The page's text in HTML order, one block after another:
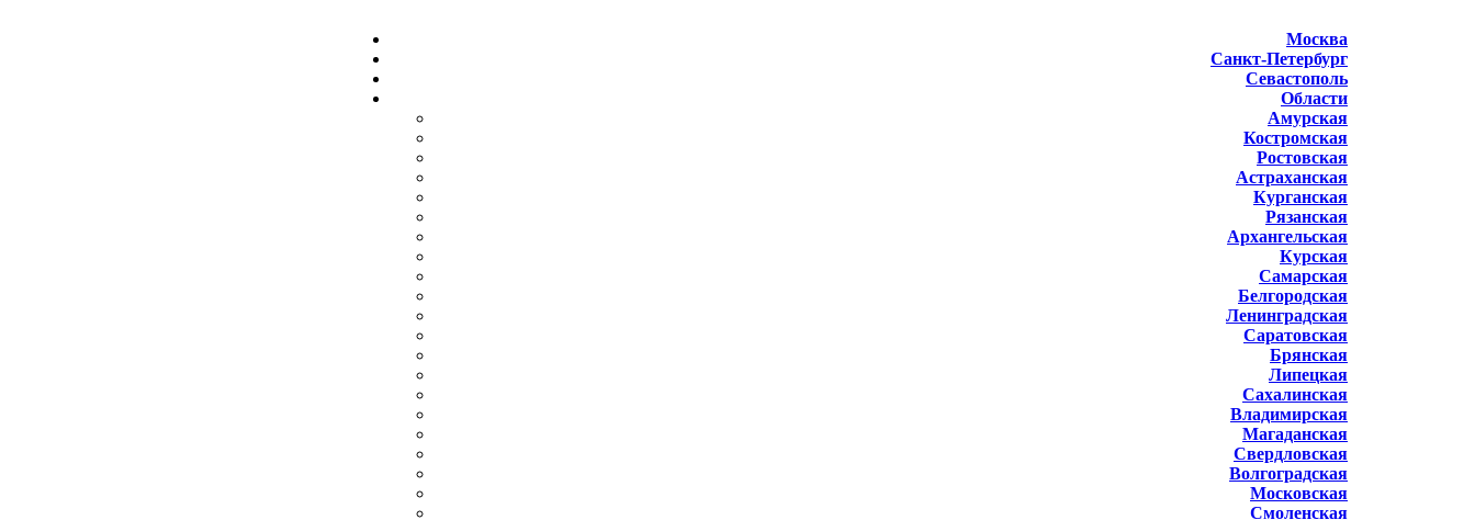
Москва
Санкт-Петербург
Севастополь
Области
Амурская
Костромская
Ростовская
Астраханская
Курганская
Рязанская
Архангельская
Курская
Самарская
Белгородская
Ленинградская
Саратовская
Брянская
Липецкая
Сахалинская
Владимирская
Магаданская
Свердловская
Волгоградская
Московская
Смоленская